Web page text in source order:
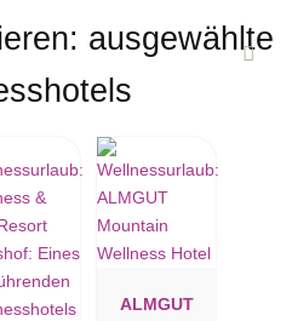
ausgewählte
ALMGUT